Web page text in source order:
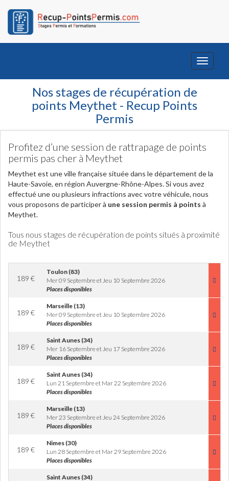
Toggle
Nos stages de récupération de
points Meythet - Recup Points
Permis
Profitez d’une session de rattrapage de points
permis pas cher à Meythet
Meythet est une ville française située dans le département de la
Haute-Savoie, en région Auvergne-Rhône-Alpes. Si vous avez
effectué une ou plusieurs infractions avec votre véhicule, nous
vous proposons de participer à une session permis à points à
Meythet.
Tous nous stages de récupération de points situés à proximité
de Meythet
189 €
Toulon (83)
Mer 09 Septembre et Jeu 10 Septembre 2026
Places disponibles
189 €
Marseille (13)
Mer 09 Septembre et Jeu 10 Septembre 2026
Places disponibles
189 €
Saint Aunes (34)
Mer 16 Septembre et Jeu 17 Septembre 2026
Places disponibles
189 €
Saint Aunes (34)
Lun 21 Septembre et Mar 22 Septembre 2026
Places disponibles
189 €
Marseille (13)
Mer 23 Septembre et Jeu 24 Septembre 2026
Places disponibles
189 €
Nimes (30)
Lun 28 Septembre et Mar 29 Septembre 2026
Places disponibles
Saint Aunes (34)